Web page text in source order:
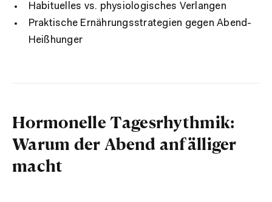
Habituelles vs. physiologisches Verlangen
Praktische Ernährungsstrategien gegen Abend-
Heißhunger
Hormonelle Tagesrhythmik:
Warum der Abend anfälliger
macht